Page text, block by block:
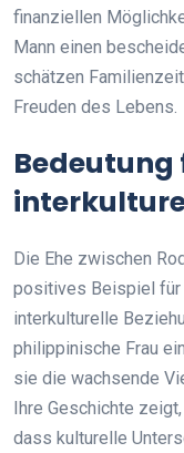
finanziellen
Mann einen
schätzen
Freuden des Lebens.
Bedeutung
Die Ehe zwischen
positives Beispiel für
interkulturelle
philippinische Frau
sie die wachsende
Ihre Geschichte
dass kulturelle